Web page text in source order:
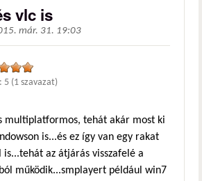
vlc is
már. 31. 19:03
5 (1 szavazat)
multiplatformos, tehát akár most ki
is...és ez így van egy rakat
az átjárás visszafelé a
működik...smplayert például win7